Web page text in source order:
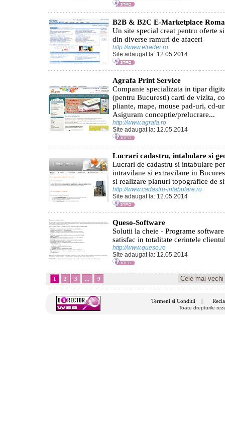
B2B & B2C E-Marketplace
Un site special creat pentru oferte
din diverse ramuri de afaceri
http://www.etrader.ro
Site adaugat la: 12.05.2014
Agrafa Print Service
Companie specializata in tipar
(pentru Bucuresti) carti de vizita,
pliante, mape, mouse pad-uri, cd-
Asiguram conceptie/prelucrare...
http://www.agrafa.ro
Site adaugat la: 12.05.2014
Lucrari cadastru, intabulare si
Lucrari de cadastru si intabulare
intravilane si extravilane in
si realizare planuri topografice de
http://www.cadastru-intabulare.ro
Site adaugat la: 12.05.2014
Queso-Software
Solutii la cheie - Programe
satisfac in totalitate cerintele
http://www.queso.ro
Site adaugat la: 12.05.2014
1 2 3 ... 9
Termeni si Conditii
Toate drepturile